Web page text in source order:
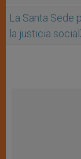
La Santa Sede
la justicia social